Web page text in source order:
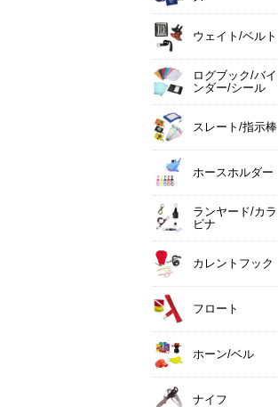
ウェイト/ベルト
ログブック/バイ
ンダー/シール
スレート/指示棒
ホースホルダー
ランヤード/カラ
ビナ
カレントフック
フロート
ホーン/ベル
ナイフ